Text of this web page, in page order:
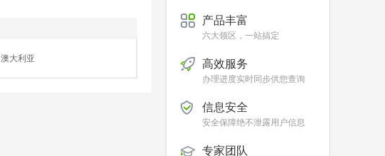
澳大利亚
产品丰富
六大领区，一站搞定
高效服务
办理进度实时同步供您查询
信息安全
安全保障绝不泄露用户信息
专家团队